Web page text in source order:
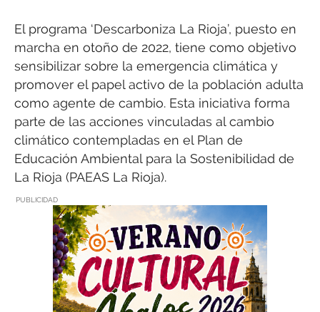
El programa ‘Descarboniza La Rioja’, puesto en
marcha en otoño de 2022, tiene como objetivo
sensibilizar sobre la emergencia climática y
promover el papel activo de la población adulta
como agente de cambio. Esta iniciativa forma
parte de las acciones vinculadas al cambio
climático contempladas en el Plan de
Educación Ambiental para la Sostenibilidad de
La Rioja (PAEAS La Rioja).
PUBLICIDAD